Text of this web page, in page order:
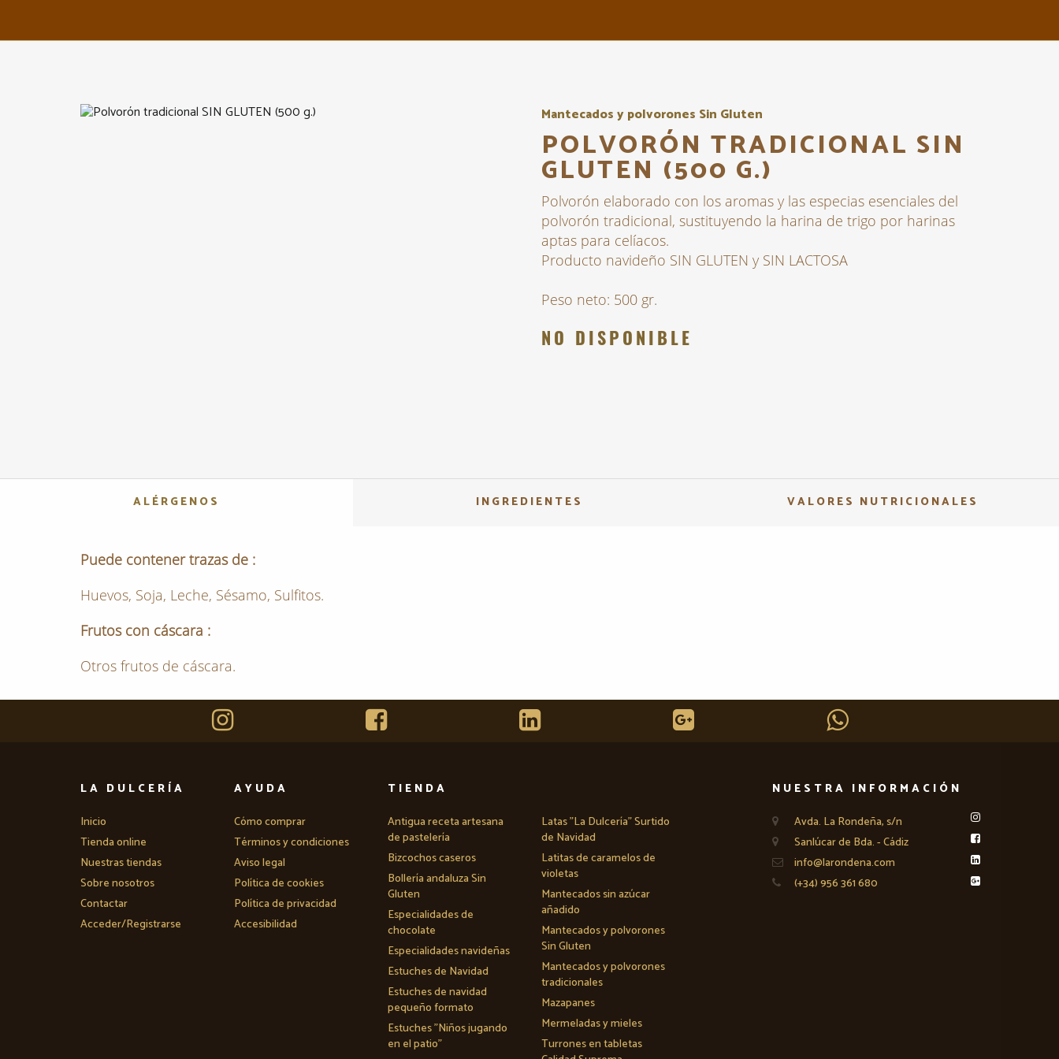
Mantecados y polvorones Sin Gluten
POLVORÓN TRADICIONAL SIN
GLUTEN (500 G.)
Polvorón elaborado con los aromas y las especias esenciales del
polvorón tradicional, sustituyendo la harina de trigo por harinas
aptas para celíacos.
Producto navideño SIN GLUTEN y SIN LACTOSA
Peso neto: 500 gr.
NO DISPONIBLE
ALÉRGENOS INGREDIENTES VALORES NUTRICIONALES
Puede contener trazas de :
Huevos, Soja, Leche, Sésamo, Sulfitos.
Frutos con cáscara :
Otros frutos de cáscara.
LA DULCERÍA
Inicio
Tienda online
Nuestras tiendas
Sobre nosotros
Contactar
Acceder/Registrarse
AYUDA
Cómo comprar
Términos y condiciones
Aviso legal
Política de cookies
Política de privacidad
Accesibilidad
TIENDA
Antigua receta artesana
de pastelería
Bizcochos caseros
Bollería andaluza Sin
Gluten
Especialidades de
chocolate
Especialidades navideñas
Estuches de Navidad
Estuches de navidad
pequeño formato
Estuches "Niños jugando
en el patio"
Latas "La Dulcería" Surtido
de Navidad
Latitas de caramelos de
violetas
Mantecados sin azúcar
añadido
Mantecados y polvorones
Sin Gluten
Mantecados y polvorones
tradicionales
Mazapanes
Mermeladas y mieles
Turrones en tabletas
NUESTRA INFORMACIÓN
Avda. La Rondeña, s/n
Sanlúcar de Bda. - Cádiz
info@larondena.com
(+34) 956 361 680